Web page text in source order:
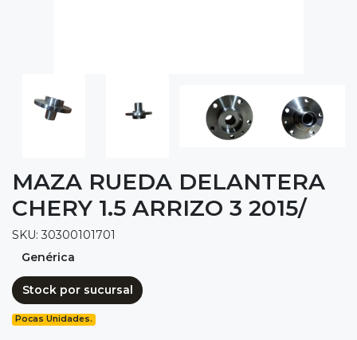
MAZA RUEDA DELANTERA
CHERY 1.5 ARRIZO 3 2015/
SKU: 30300101701
Genérica
Stock por sucursal
Pocas Unidades.